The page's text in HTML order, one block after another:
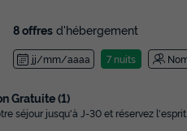
8 offres d'hébergement
jj/mm/aaaa 7 nuits
Le plus grand choix
Avec plus de 3 000